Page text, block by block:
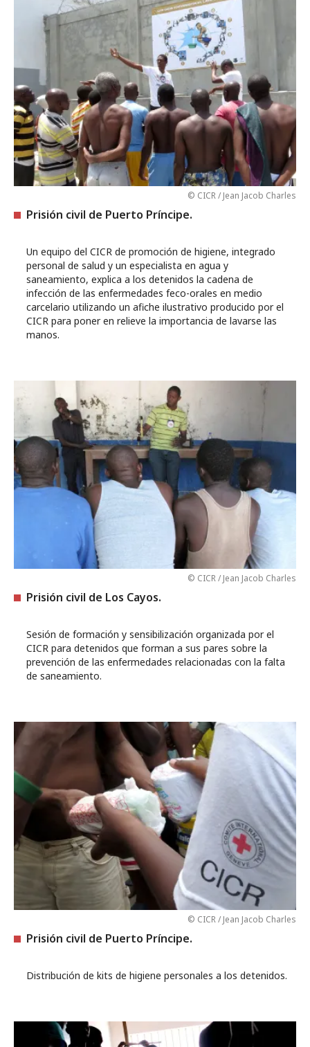
© CICR / Jean Jacob Charles
Prisión civil de Puerto Príncipe.
Un equipo del CICR de promoción de higiene, integrado
personal de salud y un especialista en agua y
saneamiento, explica a los detenidos la cadena de
infección de las enfermedades feco-orales en medio
carcelario utilizando un afiche ilustrativo producido por el
CICR para poner en relieve la importancia de lavarse las
manos.
© CICR / Jean Jacob Charles
Prisión civil de Los Cayos.
Sesión de formación y sensibilización organizada por el
CICR para detenidos que forman a sus pares sobre la
prevención de las enfermedades relacionadas con la falta
de saneamiento.
© CICR / Jean Jacob Charles
Prisión civil de Puerto Príncipe.
Distribución de kits de higiene personales a los detenidos.